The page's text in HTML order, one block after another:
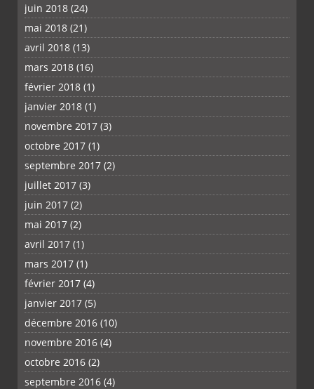
juin 2018 (24)
mai 2018 (21)
avril 2018 (13)
mars 2018 (16)
février 2018 (1)
janvier 2018 (1)
novembre 2017 (3)
octobre 2017 (1)
septembre 2017 (2)
juillet 2017 (3)
juin 2017 (2)
mai 2017 (2)
avril 2017 (1)
mars 2017 (1)
février 2017 (4)
janvier 2017 (5)
décembre 2016 (10)
novembre 2016 (4)
octobre 2016 (2)
septembre 2016 (4)